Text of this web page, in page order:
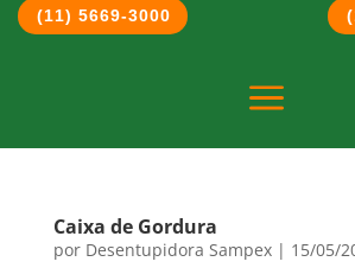
(11) 5669-3000
a
Caixa de Gordura
por Desentupidora Sampex| 15/05/